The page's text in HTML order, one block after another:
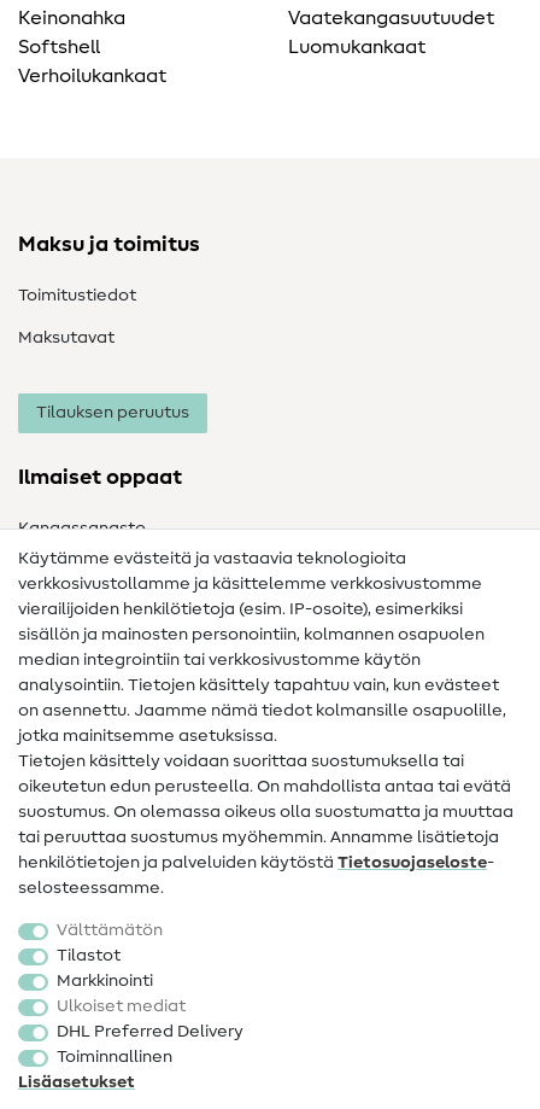
Keinonahka
Softshell
Verhoilukankaat
Vaatekangasuutuudet
Luomukankaat
Maksu ja toimitus
Toimitustiedot
Maksutavat
Tilauksen peruutus
Ilmaiset oppaat
Kangassanasto
Ompelusanasto
Ompeluohjeet
Apua ja yhteystiedot
Yhteystiedot
Tietoa omistajanvaihdoksesta
FAQ
Peruutusoikeus
Suosittu
Kankaat
Ompelutarvikkeet
Ale
Käytämme evästeitä ja vastaavia teknologioita
verkkosivustollamme ja käsittelemme verkkosivustomme
vierailijoiden henkilötietoja (esim. IP-osoite), esimerkiksi
sisällön ja mainosten personointiin, kolmannen osapuolen
median integrointiin tai verkkosivustomme käytön
analysointiin. Tietojen käsittely tapahtuu vain, kun evästeet
on asennettu. Jaamme nämä tiedot kolmansille osapuolille,
jotka mainitsemme asetuksissa.
Tietojen käsittely voidaan suorittaa suostumuksella tai
oikeutetun edun perusteella. On mahdollista antaa tai evätä
suostumus. On olemassa oikeus olla suostumatta ja muuttaa
tai peruuttaa suostumus myöhemmin. Annamme lisätietoja
henkilötietojen ja palveluiden käytöstä Tietosuojaseloste-
selosteessamme.
Välttämätön
Tilastot
Markkinointi
Ulkoiset mediat
DHL Preferred Delivery
Toiminnallinen
Lisäasetukset